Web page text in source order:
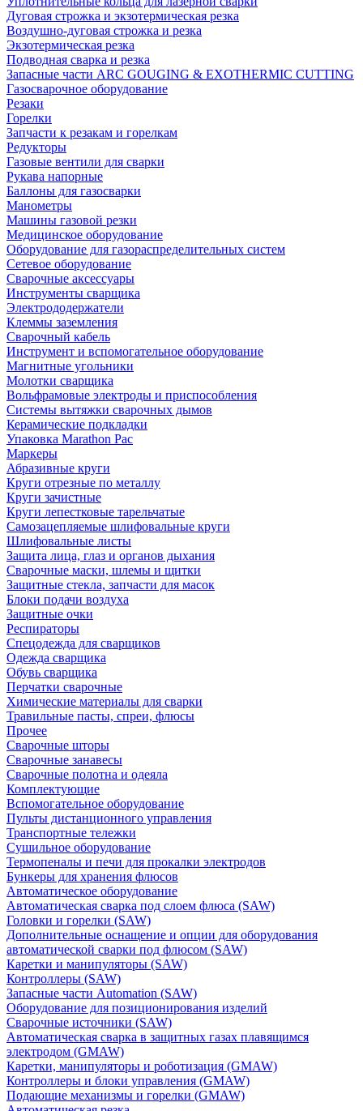
Дуговая строжка и экзотермическая резка
Воздушно-дуговая строжка и резка
Экзотермическая резка
Подводная сварка и резка
Запасные части ARC GOUGING & EXOTHERMIC CUTTING
Газосварочное оборудование
Резаки
Горелки
Запчасти к резакам и горелкам
Редукторы
Газовые вентили для сварки
Рукава напорные
Баллоны для газосварки
Манометры
Машины газовой резки
Медицинское оборудование
Оборудование для газораспределительных систем
Сетевое оборудование
Сварочные аксессуары
Инструменты сварщика
Электрододержатели
Клеммы заземления
Сварочный кабель
Инструмент и вспомогательное оборудование
Магнитные угольники
Молотки сварщика
Вольфрамовые электроды и приспособления
Системы вытяжки сварочных дымов
Керамические подкладки
Упаковка Marathon Pac
Маркеры
Абразивные круги
Круги отрезные по металлу
Круги зачистные
Круги лепестковые тарельчатые
Самозацепляемые шлифовальные круги
Шлифовальные листы
Защита лица, глаз и органов дыхания
Сварочные маски, шлемы и щитки
Защитные стекла, запчасти для масок
Блоки подачи воздуха
Защитные очки
Респираторы
Спецодежда для сварщиков
Одежда сварщика
Обувь сварщика
Перчатки сварочные
Химические материалы для сварки
Травильные пасты, спреи, флюсы
Прочее
Сварочные шторы
Сварочные занавесы
Сварочные полотна и одеяла
Комплектующие
Вспомогательное оборудование
Пульты дистанционного управления
Транспортные тележки
Сушильное оборудование
Термопеналы и печи для прокалки электродов
Бункеры для хранения флюсов
Автоматическое оборудование
Автоматическая сварка под слоем флюса (SAW)
Головки и горелки (SAW)
Дополнительные оснащение и опции для оборудования
автоматической сварки под флюсом (SAW)
Каретки и манипуляторы (SAW)
Контроллеры (SAW)
Запасные части Automation (SAW)
Оборудование для позиционирования изделий
Сварочные источники (SAW)
Автоматическая сварка в защитных газах плавящимся
электродом (GMAW)
Каретки, манипуляторы и роботизация (GMAW)
Контроллеры и блоки управления (GMAW)
Подающие механизмы и горелки (GMAW)